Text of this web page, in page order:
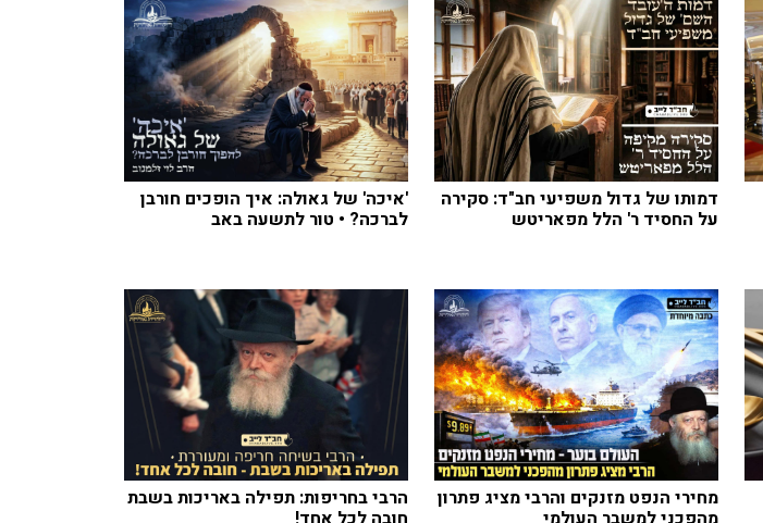
דמותו של גדול משפיעי חב"ד: סקירה
על החסיד ר' הלל מפאריטש
'איכה' של גאולה: איך הופכים חורבן
לברכה? • טור לתשעה באב
מחירי הנפט מזנקים והרבי מציג פתרון הרבי בחריפות: תפילה באריכות בשבת